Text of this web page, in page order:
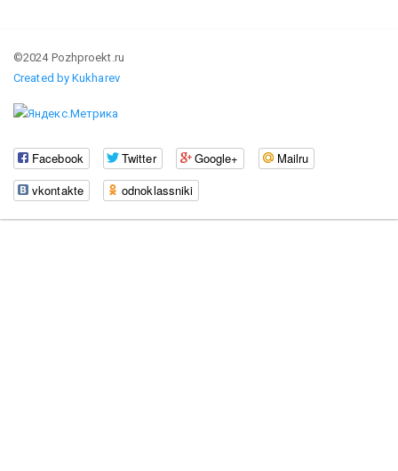
©2024 Pozhproekt.ru
Created by Kukharev
Facebook Twitter Google+
Mailru
vkontakte
odnoklassniki